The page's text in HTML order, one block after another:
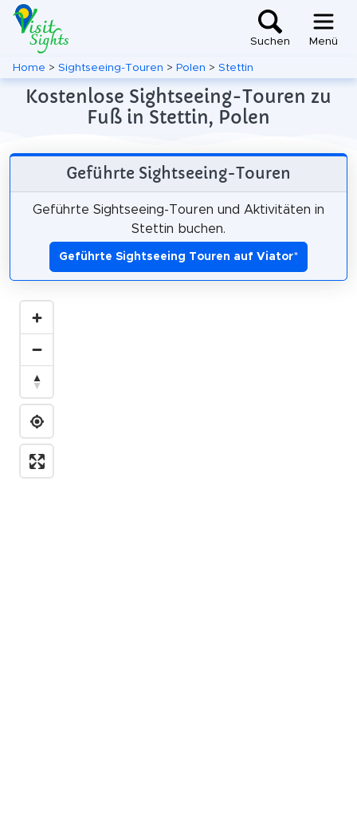
Suchen Menü
Home > Sightseeing-Touren > Polen > Stettin
Kostenlose Sightseeing-Touren zu
Fuß in Stettin, Polen
Geführte Sightseeing-Touren
Geführte Sightseeing-Touren und Aktivitäten in
Stettin buchen.
Geführte Sightseeing Touren auf Viator*